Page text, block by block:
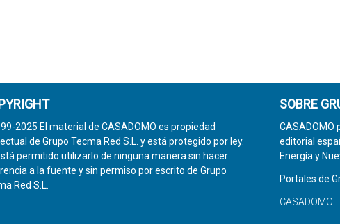
2025 El material de CASADOMO es propiedad
de Grupo Tecma Red S.L. y está protegido por ley.
permitido utilizarlo de ninguna manera sin hacer
a la fuente y sin permiso por escrito de Grupo
Red S.L.
SOBRE
CASADOMO
editorial
Energía y
Portales de
CASADOMO